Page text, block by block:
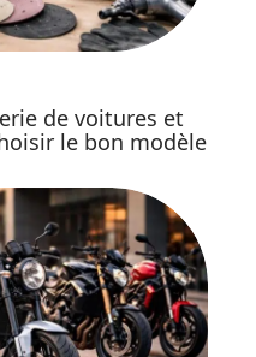
de voitures et
le bon modèle